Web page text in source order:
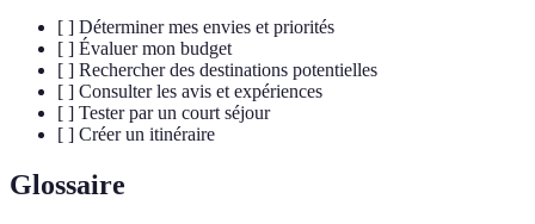
[ ] Déterminer mes envies et priorités
[ ] Évaluer mon budget
[ ] Rechercher des destinations potentielles
[ ] Consulter les avis et expériences
[ ] Tester par un court séjour
[ ] Créer un itinéraire
Glossaire